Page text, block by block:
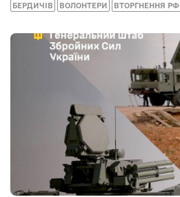
БЕРДИЧІВ ВОЛОНТЕРИ ВТОРГНЕННЯ РФ